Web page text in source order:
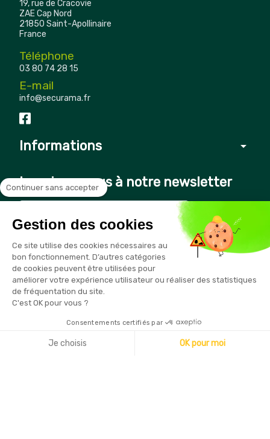
19, rue de Cracovie
ZAE Cap Nord
21850 Saint-Apollinaire
France
Téléphone
03 80 74 28 15
E-mail
info@securama.fr
Informations arrow_drop_down
Inscrivez-vous à notre newsletter
Vous pouvez vous désinscrire à tout moment en cliquant sur le
lien présent dans nos emails
Copyright © 2026 - Sécurama
Continuer sans accepter
Gestion des cookies
Ce site utilise des cookies nécessaires au
bon fonctionnement. D’autres catégories
de cookies peuvent être utilisées pour
améliorer votre expérience utilisateur ou réaliser des statistiques
de fréquentation du site.
C'est OK pour vous ?
Consentements certifiés par
Je choisis OK pour moi